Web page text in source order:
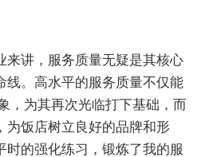
来讲，服务质量无疑是其核心
线。高水平的服务质量不仅能
，为其再次光临打下基础，而
为饭店树立良好的品牌和形
时的强化练习，锻炼了我的服